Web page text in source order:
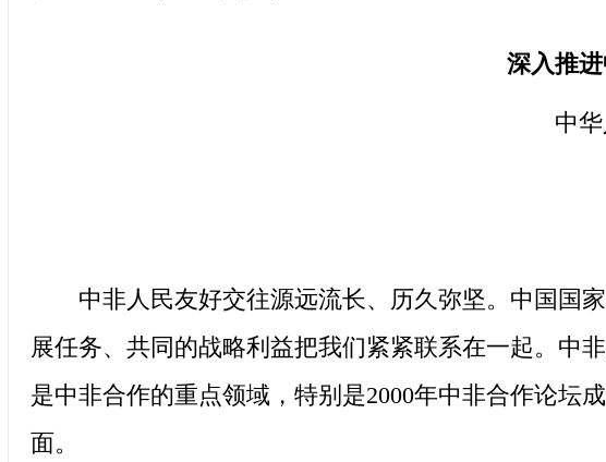
深入推
中华
中非人民友好交往源远流长、历久弥坚。中国国家
展任务、共同的战略利益把我们紧紧联系在一起。中
是中非合作的重点领域，特别是2000年中非合作论坛
面。